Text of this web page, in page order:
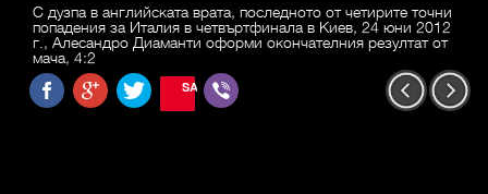
С дузпа в английската врата, последното от четирите точни
попадения за Италия в четвъртфинала в Киев, 24 юни 2012
г., Алесандро Диаманти оформи окончателния резултат от
мача, 4:2
SAVE